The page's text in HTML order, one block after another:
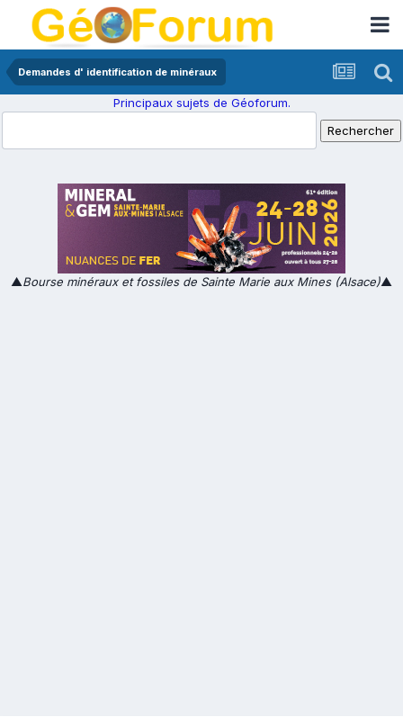
Demandes d' identification de minéraux
Principaux sujets de Géoforum.
▲Bourse minéraux et fossiles de Sainte Marie aux Mines (Alsace)▲